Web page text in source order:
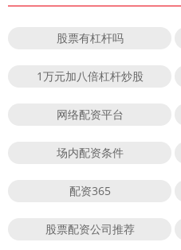
股票有杠杆吗
1万元加八倍杠杆炒股
网络配资平台
场内配资条件
配资365
股票配资公司推荐